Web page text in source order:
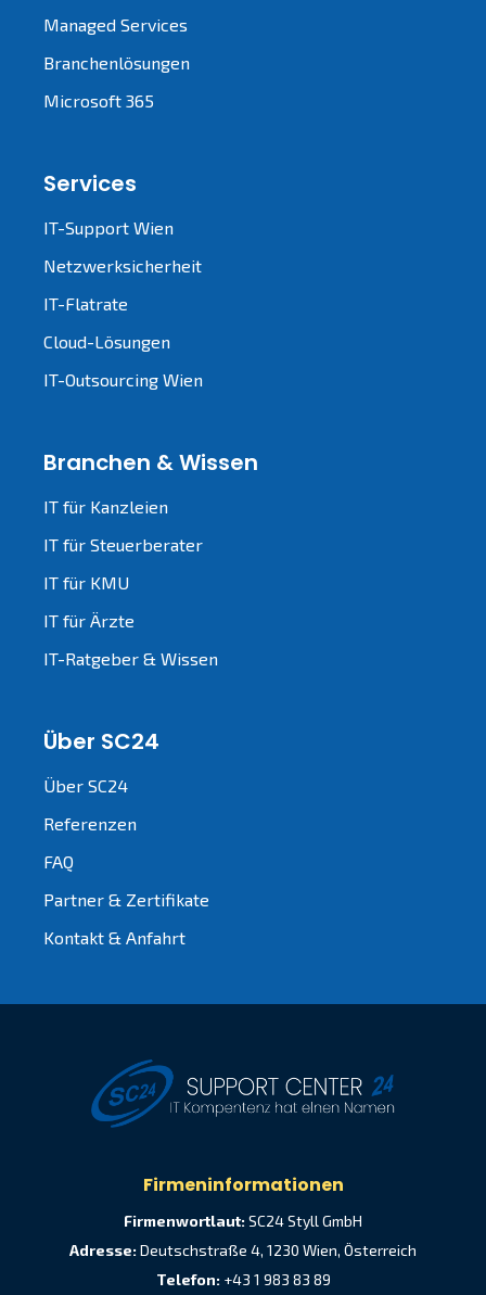
Managed Services
Branchenlösungen
Microsoft 365
Services
IT-Support Wien
Netzwerksicherheit
IT-Flatrate
Cloud-Lösungen
IT-Outsourcing Wien
Branchen & Wissen
IT für Kanzleien
IT für Steuerberater
IT für KMU
IT für Ärzte
IT-Ratgeber & Wissen
Über SC24
Über SC24
Referenzen
FAQ
Partner & Zertifikate
Kontakt & Anfahrt
Firmeninformationen
Firmenwortlaut:SC24 Styll GmbH
Adresse:Deutschstraße 4, 1230 Wien, Österreich
Telefon: +43 1 983 83 89